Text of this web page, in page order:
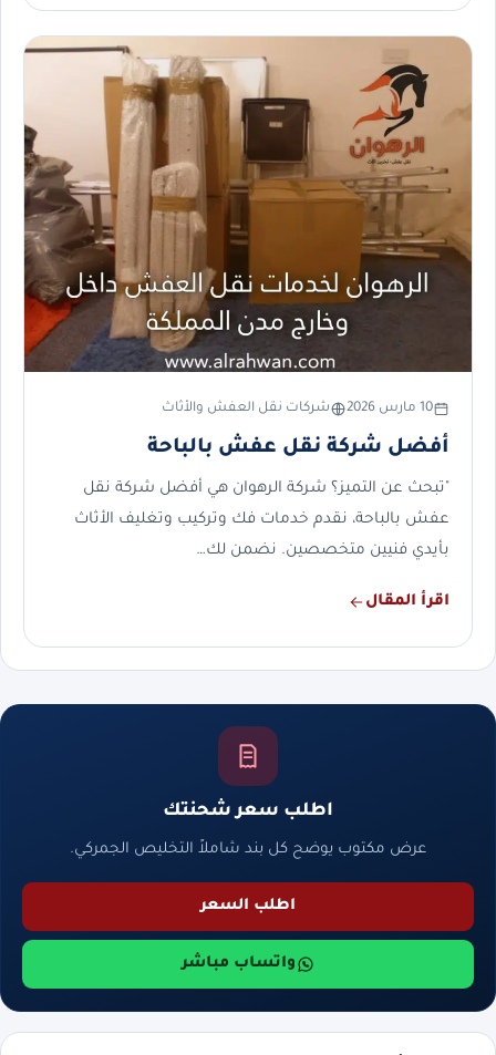
10 مارس 2026 شركات نقل العفش والأثاث
أفضل شركة نقل عفش بالباحة
"تبحث عن التميز؟ شركة الرهوان هي أفضل شركة نقل
عفش بالباحة، نقدم خدمات فك وتركيب وتغليف الأثاث
بأيدي فنيين متخصصين. نضمن لك…
اقرأ المقال
اطلب سعر شحنتك
عرض مكتوب يوضح كل بند شاملاً التخليص الجمركي.
اطلب السعر
واتساب مباشر